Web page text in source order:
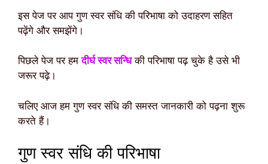
इस पेज पर आप गुण स्वर संधि की परिभाषा को उदाहरण सहित
पढ़ेंगे और समझेंगे।
पिछले पेज पर हमदीर्घ स्वर सन्धिकी परिभाषा पढ़ चुके है उसे भी
जरूर पढ़े।
चलिए आज हम गुण स्वर संधि की समस्त जानकारी को पढ़ना शुरू
करते हैं।
गुण स्वर संधि की परिभाषा